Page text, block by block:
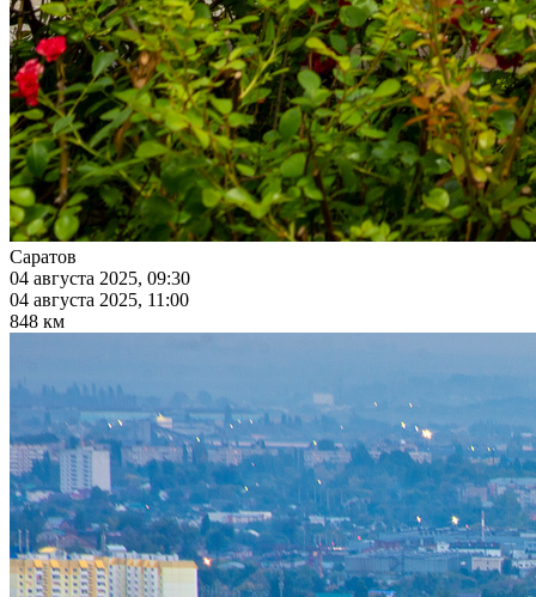
Саратов
04 августа 2025, 09:30
04 августа 2025, 11:00
848 км